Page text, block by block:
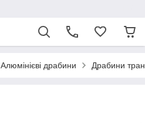
Алюмінієві драбини Драбини